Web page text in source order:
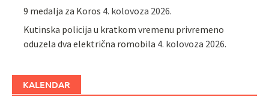
9 medalja za Koros 4. kolovoza 2026.
Kutinska policija u kratkom vremenu privremeno
oduzela dva električna romobila 4. kolovoza 2026.
KALENDAR